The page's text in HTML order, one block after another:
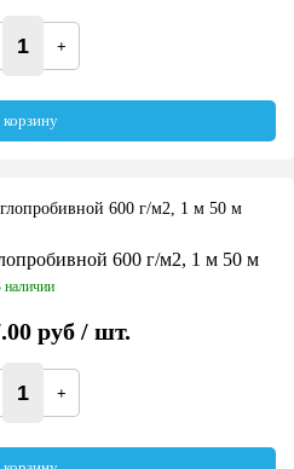
600 г/м2, 1 м 50 м
наличии
руб/ шт.